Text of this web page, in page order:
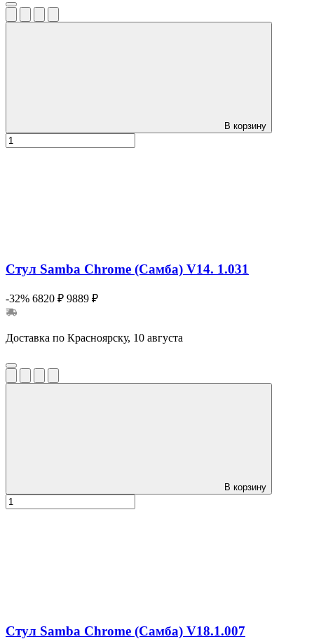
В корзину
Стул Samba Chrome (Самба) V14. 1.031
-32% 6820 ₽ 9889 ₽
Доставка по Красноярску, 10 августа
В корзину
Стул Samba Chrome (Самба) V18.1.007